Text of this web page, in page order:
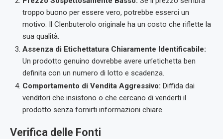
troppo buono per essere vero, potrebbe esserci un
motivo. Il Clenbuterolo originale ha un costo che riflette la
sua qualità.
Assenza di Etichettatura Chiaramente Identificabile:
Un prodotto genuino dovrebbe avere un’etichetta ben
definita con un numero di lotto e scadenza.
Comportamento di Vendita Aggressivo: Diffida dai
venditori che insistono o che cercano di venderti il
prodotto senza fornirti informazioni chiare.
Verifica delle Fonti